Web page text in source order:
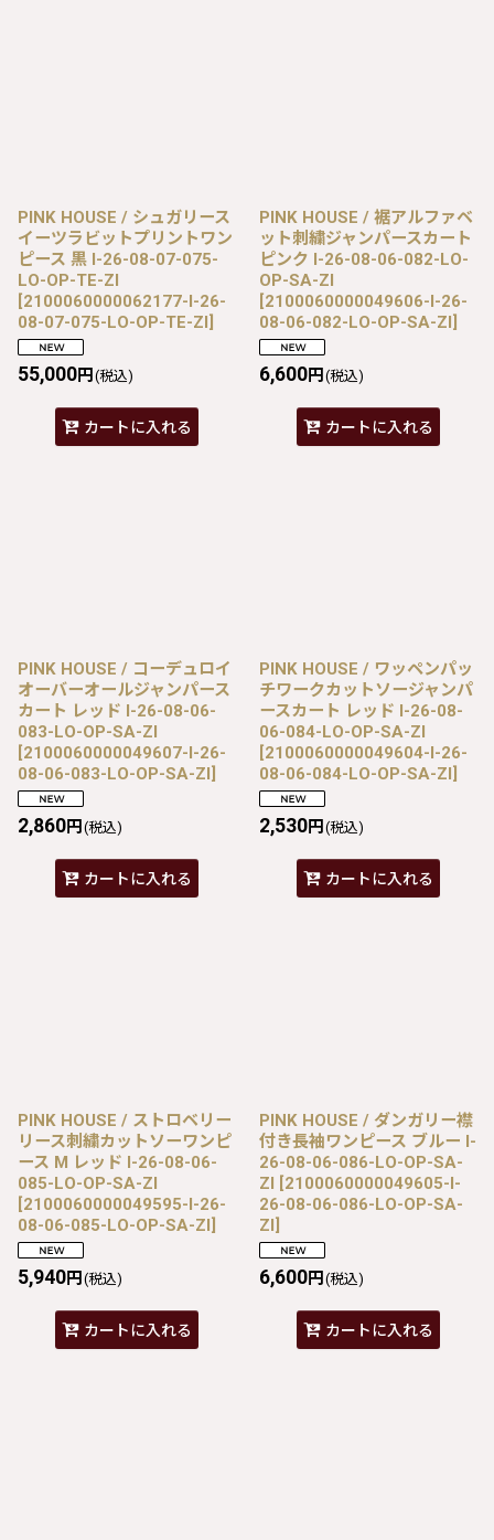
PINK HOUSE / シュガリース
イーツラビットプリントワン
ピース 黒 I-26-08-07-075-
LO-OP-TE-ZI
[2100060000062177-I-26-
08-07-075-LO-OP-TE-ZI]
55,000円 (税込)
カートに入れる
PINK HOUSE / 裾アルファベ
ット刺繍ジャンパースカート
ピンク I-26-08-06-082-LO-
OP-SA-ZI
[2100060000049606-I-26-
08-06-082-LO-OP-SA-ZI]
6,600円 (税込)
カートに入れる
PINK HOUSE / コーデュロイ
オーバーオールジャンパース
カート レッド I-26-08-06-
083-LO-OP-SA-ZI
[2100060000049607-I-26-
08-06-083-LO-OP-SA-ZI]
2,860円 (税込)
カートに入れる
PINK HOUSE / ワッペンパッ
チワークカットソージャンパ
ースカート レッド I-26-08-
06-084-LO-OP-SA-ZI
[2100060000049604-I-26-
08-06-084-LO-OP-SA-ZI]
2,530円 (税込)
カートに入れる
PINK HOUSE / ストロベリー
リース刺繍カットソーワンピ
ース M レッド I-26-08-06-
085-LO-OP-SA-ZI
[2100060000049595-I-26-
08-06-085-LO-OP-SA-ZI]
5,940円 (税込)
カートに入れる
PINK HOUSE / ダンガリー襟
付き長袖ワンピース ブルー I-
26-08-06-086-LO-OP-SA-
ZI [2100060000049605-I-
26-08-06-086-LO-OP-SA-
ZI]
6,600円 (税込)
カートに入れる